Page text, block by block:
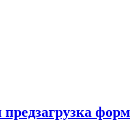
форм